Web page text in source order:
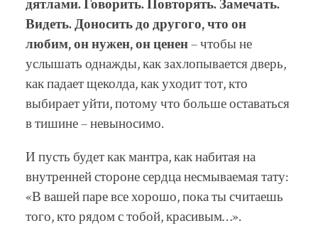
дятлами. Говорить. Повторять. Замечать.
Видеть. Доносить до другого, что он
любим, он нужен, он ценен– чтобы не
услышать однажды, как захлопывается дверь,
как падает щеколда, как уходит тот, кто
выбирает уйти, потому что больше оставаться
в тишине – невыносимо.
И пусть будет как мантра, как набитая на
внутренней стороне сердца несмываемая тату:
«В вашей паре все хорошо, пока ты считаешь
того, кто рядом с тобой, красивым…».